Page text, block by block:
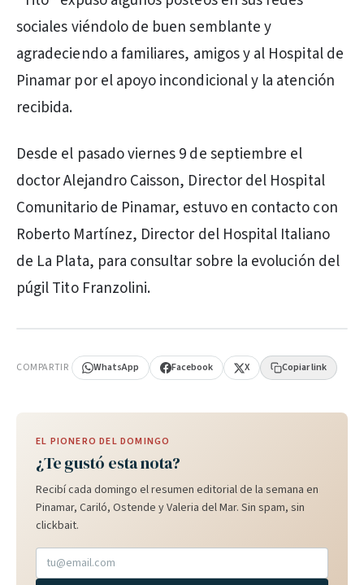
sociales viéndolo de buen semblante y
agradeciendo a familiares, amigos y al Hospital de
Pinamar por el apoyo incondicional y la atención
recibida.
Desde el pasado viernes 9 de septiembre el
doctor Alejandro Caisson, Director del Hospital
Comunitario de Pinamar, estuvo en contacto con
Roberto Martínez, Director del Hospital Italiano
de La Plata, para consultar sobre la evolución del
púgil Tito Franzolini.
COMPARTIR WhatsApp Facebook X Copiar link
EL PIONERO DEL DOMINGO
¿Te gustó esta nota?
Recibí cada domingo el resumen editorial de la semana en
Pinamar, Cariló, Ostende y Valeria del Mar. Sin spam, sin
clickbait.